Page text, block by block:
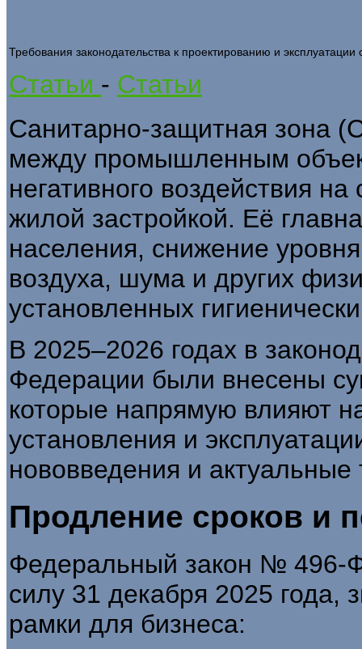
Требования законодательства к проектированию и
Статьи - Статьи
Санитарно-защитная зона
между промышленным
негативного воздействия
жилой застройкой. Её
населения, снижение
воздуха, шума и других
установленных
В 2025–2026 годах в
Федерации были внесены
которые напрямую влияют
установления и
нововведения и актуальные
Продление сроков и
Федеральный закон № 496-
силу 31 декабря 2025 года,
рамки для бизнеса: